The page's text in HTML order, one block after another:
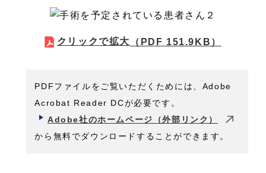
クリックで拡大 （PDF 151.9KB）
PDFファイルをご覧いただくためには、Adobe
Acrobat Reader DCが必要です。
Adobe社のホームページ（外部リンク）
から無料でダウンロードすることができます。